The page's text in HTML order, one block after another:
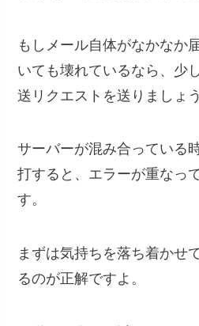
もしメール自体がなかなか
いても壊れているなら、少
送リクエストを送りましょう
サーバーが混み合っている
打すると、エラーが重なっ
す。
まずは気持ちを落ち着かせ
るのが正解ですよ。